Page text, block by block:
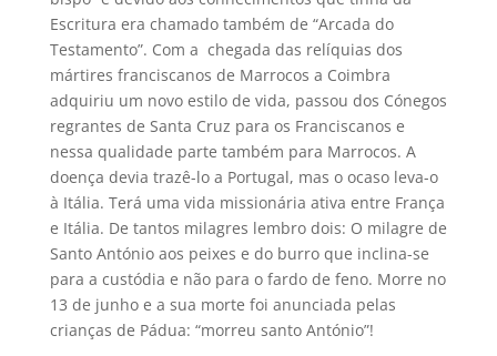
Escritura era chamado também de “Arcada do
Testamento”. Com a chegada das relíquias dos
mártires franciscanos de Marrocos a Coimbra
adquiriu um novo estilo de vida, passou dos Cónegos
regrantes de Santa Cruz para os Franciscanos e
nessa qualidade parte também para Marrocos. A
doença devia trazê-lo a Portugal, mas o ocaso leva-o
à Itália. Terá uma vida missionária ativa entre França
e Itália. De tantos milagres lembro dois: O milagre de
Santo António aos peixes e do burro que inclina-se
para a custódia e não para o fardo de feno. Morre no
13 de junho e a sua morte foi anunciada pelas
crianças de Pádua: “morreu santo António”!